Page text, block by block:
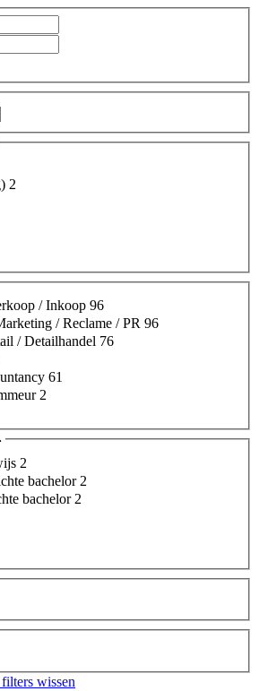
2
/ Inkoop 96
/ Reclame / PR 96
/ Detailhandel 76
61
2
2
bachelor 2
bachelor 2
wissen